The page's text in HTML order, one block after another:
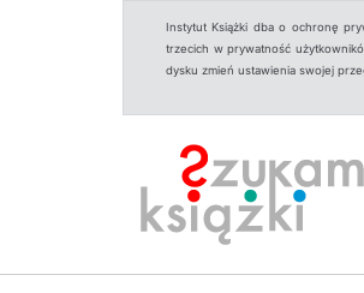
Instytut Książki dba o ochronę
trzecich w prywatność
dysku zmień ustawienia swojej